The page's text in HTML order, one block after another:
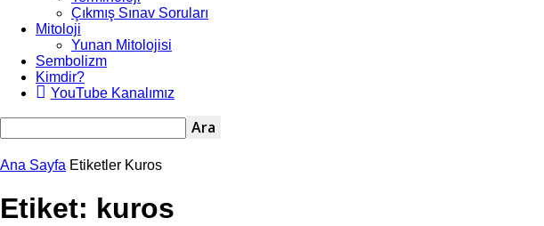
Çıkmış Sınav Soruları
Mitoloji
Yunan Mitolojisi
Sembolizm
Kimdir?
YouTube Kanalımız
Ana Sayfa Etiketler Kuros
Etiket: kuros